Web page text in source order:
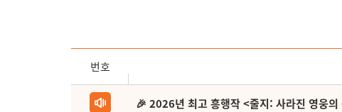
번호
🎉 2026년 최고 흥행작 <줄지: 사라진 영웅